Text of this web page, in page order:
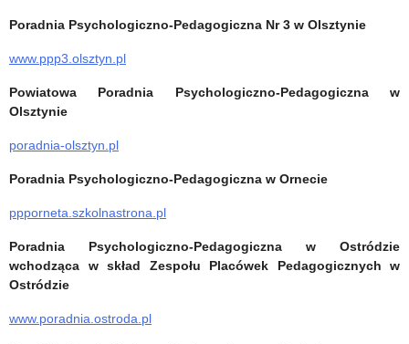
Poradnia Psychologiczno-Pedagogiczna Nr 3 w Olsztynie
www.ppp3.olsztyn.pl
Powiatowa Poradnia Psychologiczno-Pedagogiczna w
Olsztynie
poradnia-olsztyn.pl
Poradnia Psychologiczno-Pedagogiczna w Ornecie
ppporneta.szkolnastrona.pl
Poradnia Psychologiczno-Pedagogiczna w Ostródzie
wchodząca w skład Zespołu Placówek Pedagogicznych w
Ostródzie
www.poradnia.ostroda.pl